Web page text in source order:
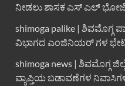
ನೀಡಲು ಶಾಸಕ ಎಸ್ ಎಲ್
shimoga palike |
ವಿಭಾಗದ ಎಂಜಿನಿಯರ್ ಗಳ
shimoga news | ಶಿವಮೊಗ್ಗ
ವ್ಯಾಪ್ತಿಯ ಬಡಾವಣೆಗಳ